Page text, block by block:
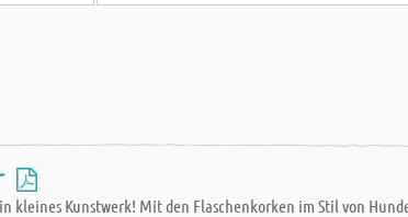
kleines Kunstwerk! Mit den Flaschenkorken im Stil von